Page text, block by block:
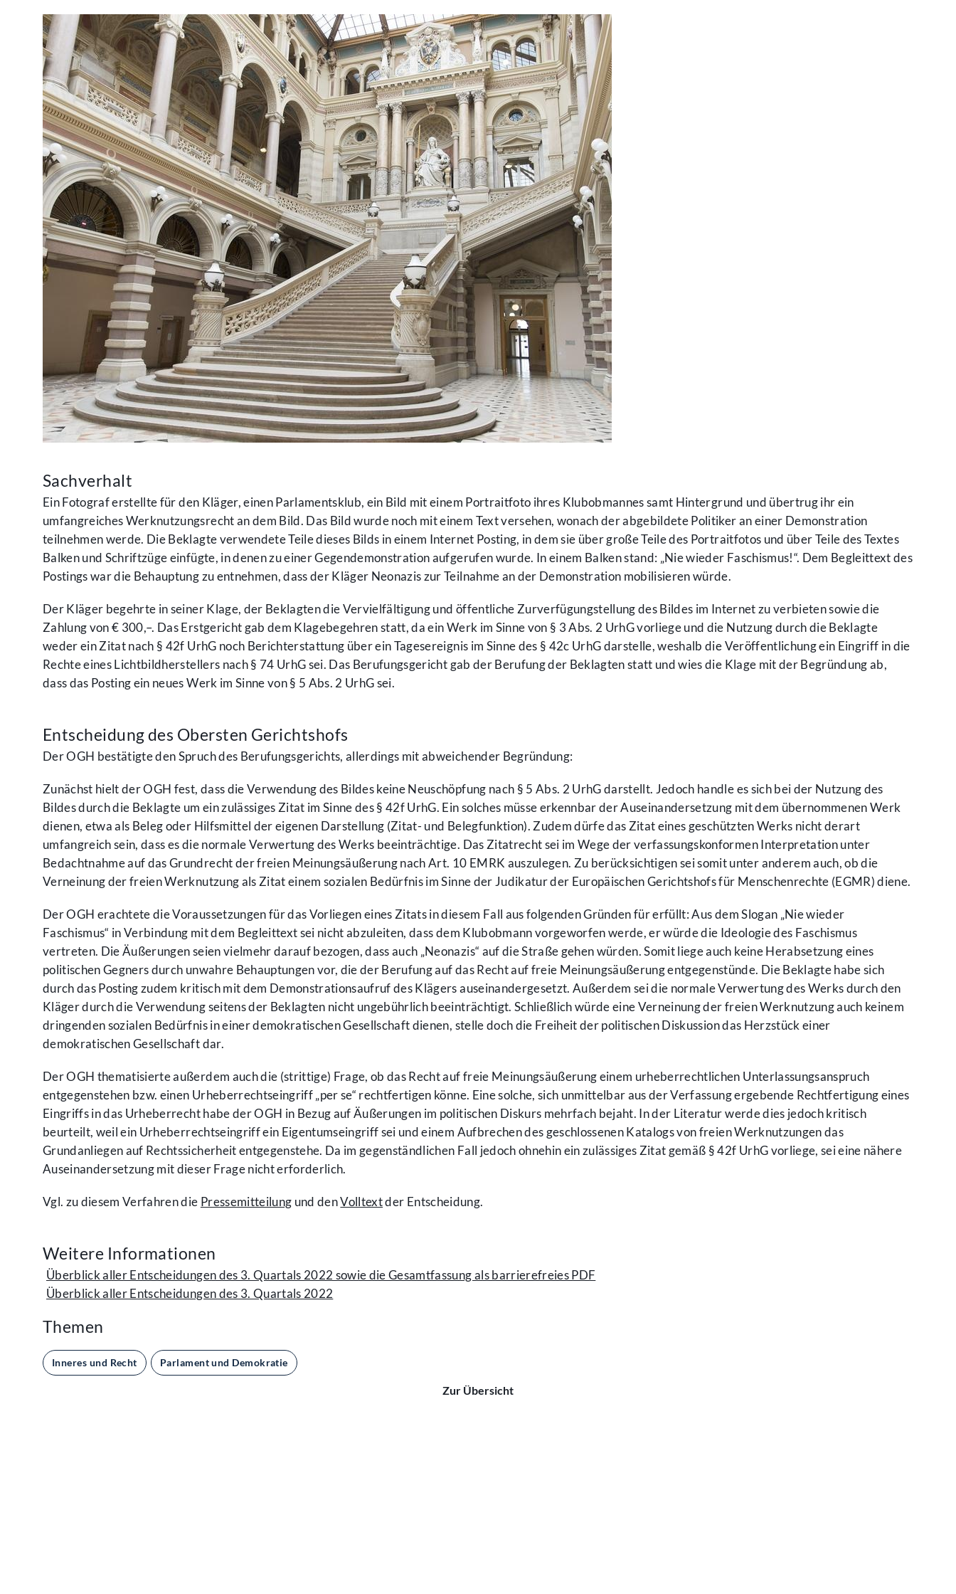
Sachverhalt
Ein Fotograf erstellte für den Kläger, einen Parlamentsklub, ein Bild mit einem Portraitfoto ihres Klubobmannes samt Hintergrund und übertrug ihr ein
umfangreiches Werknutzungsrecht an dem Bild. Das Bild wurde noch mit einem Text versehen, wonach der abgebildete Politiker an einer Demonstration
teilnehmen werde. Die Beklagte verwendete Teile dieses Bilds in einem Internet Posting, in dem sie über große Teile des Portraitfotos und über Teile des Textes
Balken und Schriftzüge einfügte, in denen zu einer Gegendemonstration aufgerufen wurde. In einem Balken stand: „Nie wieder Faschismus!“. Dem Begleittext des
Postings war die Behauptung zu entnehmen, dass der Kläger Neonazis zur Teilnahme an der Demonstration mobilisieren würde.
Der Kläger begehrte in seiner Klage, der Beklagten die Vervielfältigung und öffentliche Zurverfügungstellung des Bildes im Internet zu verbieten sowie die
Zahlung von € 300,–. Das Erstgericht gab dem Klagebegehren statt, da ein Werk im Sinne von § 3 Abs. 2 UrhG vorliege und die Nutzung durch die Beklagte
weder ein Zitat nach § 42f UrhG noch Berichterstattung über ein Tagesereignis im Sinne des § 42c UrhG darstelle, weshalb die Veröffentlichung ein Eingriff in die
Rechte eines Lichtbildherstellers nach § 74 UrhG sei. Das Berufungsgericht gab der Berufung der Beklagten statt und wies die Klage mit der Begründung ab,
dass das Posting ein neues Werk im Sinne von § 5 Abs. 2 UrhG sei.
Entscheidung des Obersten Gerichtshofs
Der OGH bestätigte den Spruch des Berufungsgerichts, allerdings mit abweichender Begründung:
Zunächst hielt der OGH fest, dass die Verwendung des Bildes keine Neuschöpfung nach § 5 Abs. 2 UrhG darstellt. Jedoch handle es sich bei der Nutzung des
Bildes durch die Beklagte um ein zulässiges Zitat im Sinne des § 42f UrhG. Ein solches müsse erkennbar der Auseinandersetzung mit dem übernommenen Werk
dienen, etwa als Beleg oder Hilfsmittel der eigenen Darstellung (Zitat- und Belegfunktion). Zudem dürfe das Zitat eines geschützten Werks nicht derart
umfangreich sein, dass es die normale Verwertung des Werks beeinträchtige. Das Zitatrecht sei im Wege der verfassungskonformen Interpretation unter
Bedachtnahme auf das Grundrecht der freien Meinungsäußerung nach Art. 10 EMRK auszulegen. Zu berücksichtigen sei somit unter anderem auch, ob die
Verneinung der freien Werknutzung als Zitat einem sozialen Bedürfnis im Sinne der Judikatur der Europäischen Gerichtshofs für Menschenrechte (EGMR) diene.
Der OGH erachtete die Voraussetzungen für das Vorliegen eines Zitats in diesem Fall aus folgenden Gründen für erfüllt: Aus dem Slogan „Nie wieder
Faschismus“ in Verbindung mit dem Begleittext sei nicht abzuleiten, dass dem Klubobmann vorgeworfen werde, er würde die Ideologie des Faschismus
vertreten. Die Äußerungen seien vielmehr darauf bezogen, dass auch „Neonazis“ auf die Straße gehen würden. Somit liege auch keine Herabsetzung eines
politischen Gegners durch unwahre Behauptungen vor, die der Berufung auf das Recht auf freie Meinungsäußerung entgegenstünde. Die Beklagte habe sich
durch das Posting zudem kritisch mit dem Demonstrationsaufruf des Klägers auseinandergesetzt. Außerdem sei die normale Verwertung des Werks durch den
Kläger durch die Verwendung seitens der Beklagten nicht ungebührlich beeinträchtigt. Schließlich würde eine Verneinung der freien Werknutzung auch keinem
dringenden sozialen Bedürfnis in einer demokratischen Gesellschaft dienen, stelle doch die Freiheit der politischen Diskussion das Herzstück einer
demokratischen Gesellschaft dar.
Der OGH thematisierte außerdem auch die (strittige) Frage, ob das Recht auf freie Meinungsäußerung einem urheberrechtlichen Unterlassungsanspruch
entgegenstehen bzw. einen Urheberrechtseingriff „per se“ rechtfertigen könne. Eine solche, sich unmittelbar aus der Verfassung ergebende Rechtfertigung eines
Eingriffs in das Urheberrecht habe der OGH in Bezug auf Äußerungen im politischen Diskurs mehrfach bejaht. In der Literatur werde dies jedoch kritisch
beurteilt, weil ein Urheberrechtseingriff ein Eigentumseingriff sei und einem Aufbrechen des geschlossenen Katalogs von freien Werknutzungen das
Grundanliegen auf Rechtssicherheit entgegenstehe. Da im gegenständlichen Fall jedoch ohnehin ein zulässiges Zitat gemäß § 42f UrhG vorliege, sei eine nähere
Auseinandersetzung mit dieser Frage nicht erforderlich.
Vgl. zu diesem Verfahren die Pressemitteilung und denVolltextder Entscheidung.
Weitere Informationen
Überblick aller Entscheidungen des 3. Quartals 2022 sowie die Gesamtfassung als barrierefreies PDF
Überblick aller Entscheidungen des 3. Quartals 2022
Themen
Inneres und Recht Parlament und Demokratie
Zur Übersicht